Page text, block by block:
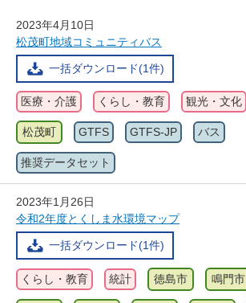
2023年4月10日
松茂町地域コミュニティバス
一括ダウンロード(1件)
医療・介護 くらし・教育 観光・文化
松茂町 GTFS GTFS-JP バス
推奨データセット
2023年1月26日
令和2年度とくしま水環境マップ
一括ダウンロード(1件)
くらし・教育 統計 徳島市 鳴門市